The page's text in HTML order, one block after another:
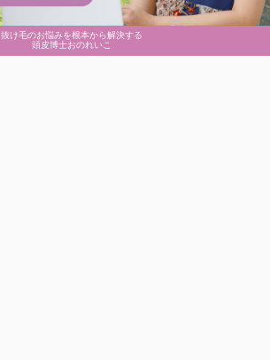
抜け毛のお悩みを根本から解決する
頭皮博士おのれいこ